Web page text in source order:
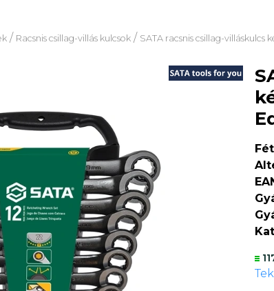
SATA racsnis csillag-villáskulcs
/
Racsnis csillag-villás kulcsok
/